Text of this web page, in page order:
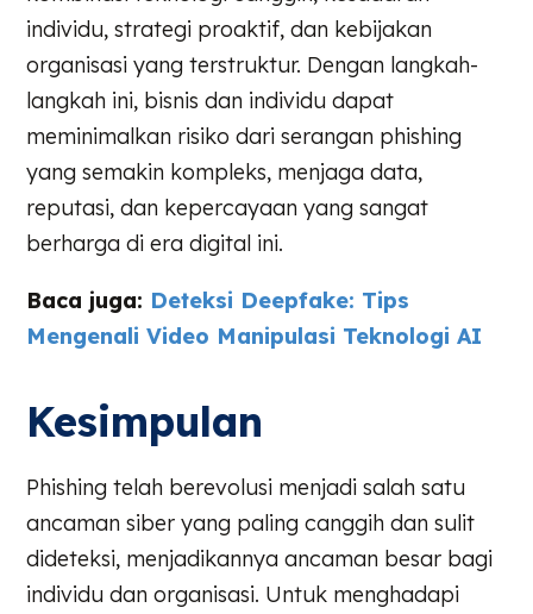
individu, strategi proaktif, dan kebijakan
organisasi yang terstruktur. Dengan langkah-
langkah ini, bisnis dan individu dapat
meminimalkan risiko dari serangan phishing
yang semakin kompleks, menjaga data,
reputasi, dan kepercayaan yang sangat
berharga di era digital ini.
Baca juga: Deteksi Deepfake: Tips
Mengenali Video Manipulasi Teknologi AI
Kesimpulan
Phishing telah berevolusi menjadi salah satu
ancaman siber yang paling canggih dan sulit
dideteksi, menjadikannya ancaman besar bagi
individu dan organisasi. Untuk menghadapi